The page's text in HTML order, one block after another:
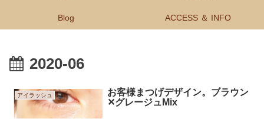
Blog ACCESS ＆ INFO
2020-06
アイラッシュ
お客様まつげデザイン。ブラウン
✕グレージュMix